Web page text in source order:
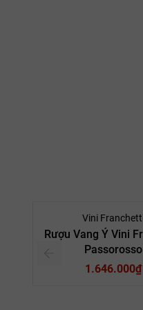
Những Giống
Rượu vang trắng xuất
Vini
Rượu Vang Ý Vini
Passorosso
1.646.000₫